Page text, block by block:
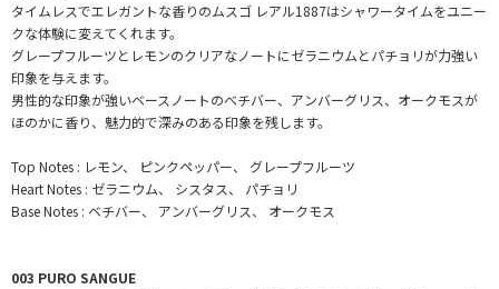
タイムレスでエレガントな香りのムスゴ レアル1887はシャワータイムをユニー
クな体験に変えてくれます。
グレープフルーツとレモンのクリアなノートにゼラニウムとパチョリが力強い
印象を与えます。
男性的な印象が強いベースノートのベチバー、アンバーグリス、オークモスが
ほのかに香り、魅力的で深みのある印象を残します。
Top Notes : レモン、 ピンクペッパー、 グレープフルーツ
Heart Notes : ゼラニウム、 シスタス、 パチョリ
Base Notes : ベチバー、 アンバーグリス、 オークモス
003 PURO SANGUE